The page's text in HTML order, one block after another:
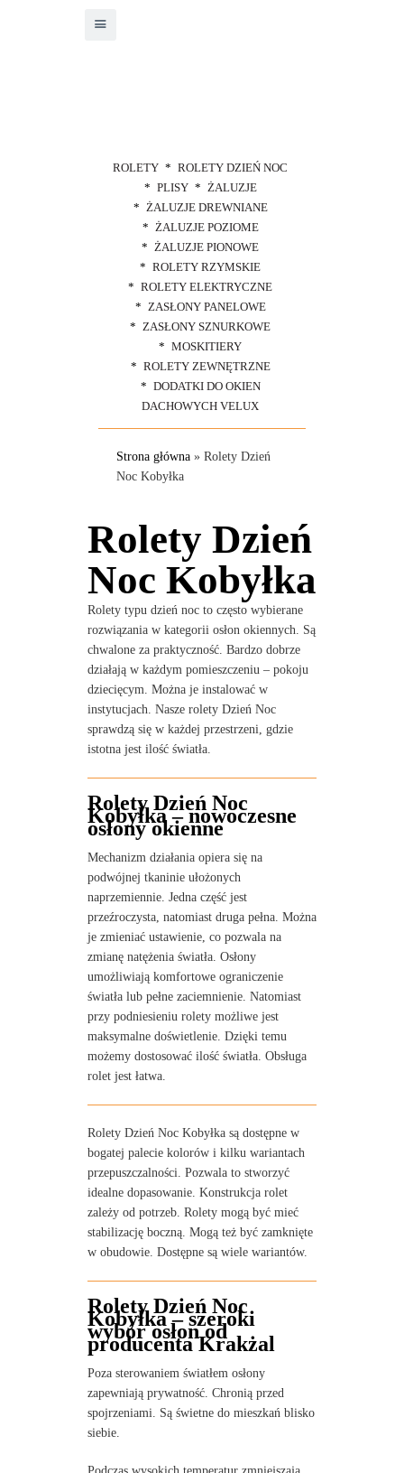
ROLETY
ROLETY DZIEŃ NOC
PLISY
ŻALUZJE
ŻALUZJE DREWNIANE
ŻALUZJE POZIOME
ŻALUZJE PIONOWE
ROLETY RZYMSKIE
ROLETY ELEKTRYCZNE
ZASŁONY PANELOWE
ZASŁONY SZNURKOWE
MOSKITIERY
ROLETY ZEWNĘTRZNE
DODATKI DO OKIEN
DACHOWYCH VELUX
Strona główna » Rolety Dzień
Noc Kobyłka
Rolety Dzień
Noc Kobyłka
Rolety typu dzień noc to często wybierane
rozwiązania w kategorii osłon okiennych. Są
chwalone za praktyczność. Bardzo dobrze
działają w każdym pomieszczeniu – pokoju
dziecięcym. Można je instalować w
instytucjach. Nasze rolety Dzień Noc
sprawdzą się w każdej przestrzeni, gdzie
istotna jest ilość światła.
Rolety Dzień Noc
Kobyłka – nowoczesne
osłony okienne
Mechanizm działania opiera się na
podwójnej tkaninie ułożonych
naprzemiennie. Jedna część jest
przeźroczysta, natomiast druga pełna. Można
je zmieniać ustawienie, co pozwala na
zmianę natężenia światła. Osłony
umożliwiają komfortowe ograniczenie
światła lub pełne zaciemnienie. Natomiast
przy podniesieniu rolety możliwe jest
maksymalne doświetlenie. Dzięki temu
możemy dostosować ilość światła. Obsługa
rolet jest łatwa.
Rolety Dzień Noc Kobyłka są dostępne w
bogatej palecie kolorów i kilku wariantach
przepuszczalności. Pozwala to stworzyć
idealne dopasowanie. Konstrukcja rolet
zależy od potrzeb. Rolety mogą być mieć
stabilizację boczną. Mogą też być zamknięte
w obudowie. Dostępne są wiele wariantów.
Rolety Dzień Noc
Kobyłka – szeroki
wybór osłon od
producenta Krakżal
Poza sterowaniem światłem osłony
zapewniają prywatność. Chronią przed
spojrzeniami. Są świetne do mieszkań blisko
siebie.